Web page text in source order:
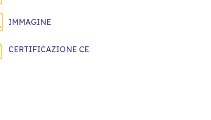
IMMAGINE
CERTIFICAZIONE CE